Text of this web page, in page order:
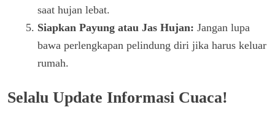
saat hujan lebat.
Siapkan Payung atau Jas Hujan: Jangan lupa
bawa perlengkapan pelindung diri jika harus keluar
rumah.
Selalu Update Informasi Cuaca!